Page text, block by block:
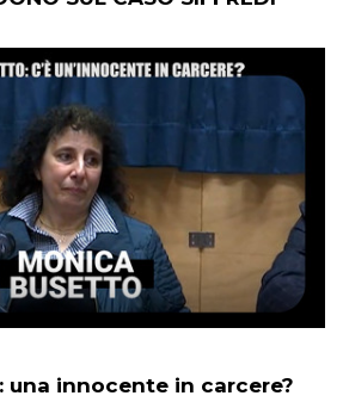
una innocente in carcere?